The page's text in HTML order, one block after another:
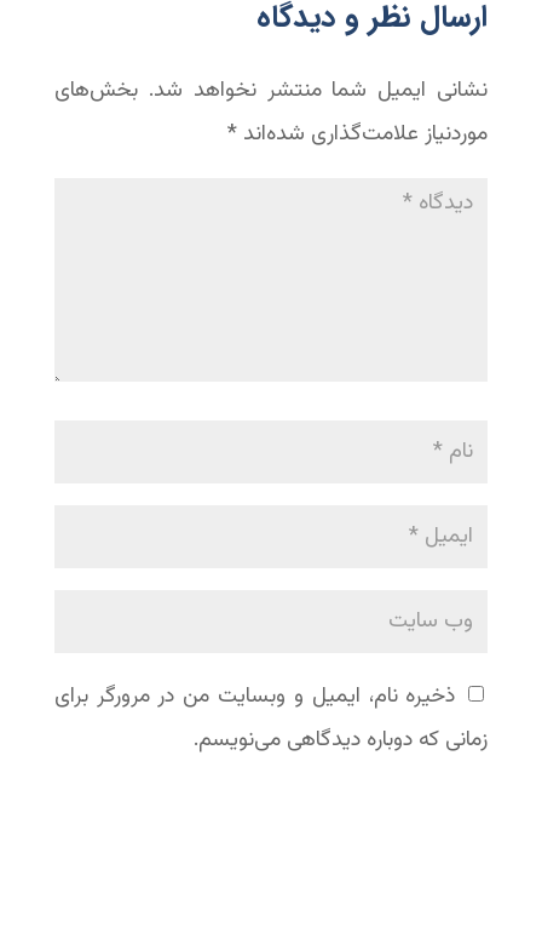
‫ارسال نظر و دیدگاه
نشانی ایمیل شما منتشر نخواهد شد. بخش‌های
موردنیاز علامت‌گذاری شده‌اند *
ذخیره نام، ایمیل و وبسایت من در مرورگر برای
زمانی که دوباره دیدگاهی می‌نویسم.